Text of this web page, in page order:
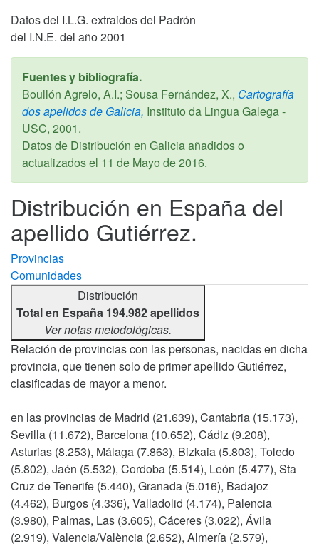
Datos del I.L.G. extraidos del Padrón
del I.N.E. del año 2001
Fuentes y bibliografía.
Boullón Agrelo, A.I.; Sousa Fernández, X., Cartografía
dos apelidos de Galicia, Instituto da Lingua Galega -
USC, 2001.
Datos de Distribución en Galicia añadidos o
actualizados el 11 de Mayo de 2016.
Distribución en España del
apellido Gutiérrez.
Provincias
Comunidades
Distribución
Total en España 194.982 apellidos
Ver notas metodológicas.
Relación de provincias con las personas, nacidas en dicha
provincia, que tienen solo de primer apellido Gutiérrez,
clasificadas de mayor a menor.
en las provincias de Madrid (21.639), Cantabria (15.173),
Sevilla (11.672), Barcelona (10.652), Cádiz (9.208),
Asturias (8.253), Málaga (7.863), Bizkaia (5.803), Toledo
(5.802), Jaén (5.532), Cordoba (5.514), León (5.477), Sta
Cruz de Tenerife (5.440), Granada (5.016), Badajoz
(4.462), Burgos (4.336), Valladolid (4.174), Palencia
(3.980), Palmas, Las (3.605), Cáceres (3.022), Ávila
(2.919), Valencia/València (2.652), Almería (2.579),